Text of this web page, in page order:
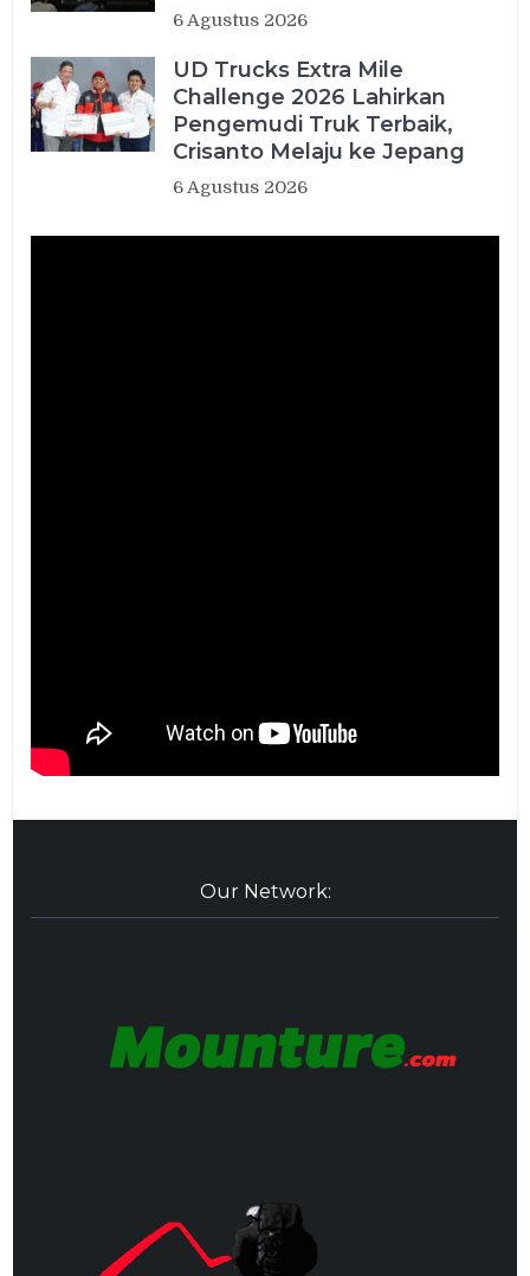
6 Agustus 2026
UD Trucks Extra Mile
Challenge 2026 Lahirkan
Pengemudi Truk Terbaik,
Crisanto Melaju ke Jepang
6 Agustus 2026
Our Network: